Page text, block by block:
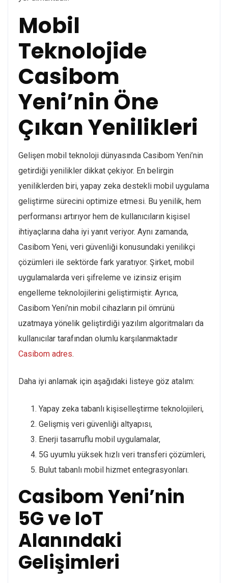
Mobil
Teknolojide
Casibom
Yeni’nin Öne
Çıkan Yenilikleri
Gelişen mobil teknoloji dünyasında Casibom Yeni’nin
getirdiği yenilikler dikkat çekiyor. En belirgin
yeniliklerden biri, yapay zeka destekli mobil uygulama
geliştirme sürecini optimize etmesi. Bu yenilik, hem
performansı artırıyor hem de kullanıcıların kişisel
ihtiyaçlarına daha iyi yanıt veriyor. Aynı zamanda,
Casibom Yeni, veri güvenliği konusundaki yenilikçi
çözümleri ile sektörde fark yaratıyor. Şirket, mobil
uygulamalarda veri şifreleme ve izinsiz erişim
engelleme teknolojilerini geliştirmiştir. Ayrıca,
Casibom Yeni’nin mobil cihazların pil ömrünü
uzatmaya yönelik geliştirdiği yazılım algoritmaları da
kullanıcılar tarafından olumlu karşılanmaktadır
Casibom adres.
Daha iyi anlamak için aşağıdaki listeye göz atalım:
Yapay zeka tabanlı kişiselleştirme teknolojileri,
Gelişmiş veri güvenliği altyapısı,
Enerji tasarruflu mobil uygulamalar,
5G uyumlu yüksek hızlı veri transferi çözümleri,
Bulut tabanlı mobil hizmet entegrasyonları.
Casibom Yeni’nin
5G ve IoT
Alanındaki
Gelişimleri